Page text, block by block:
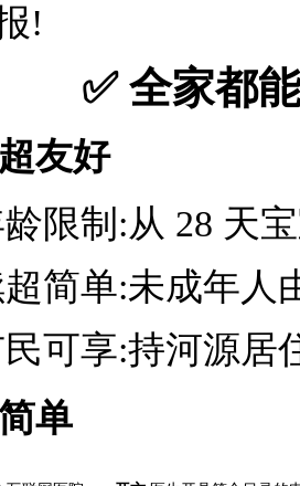
!
✅ 全家都
友好
制:从 28 天宝
单:未成年人
享:持河源居
单